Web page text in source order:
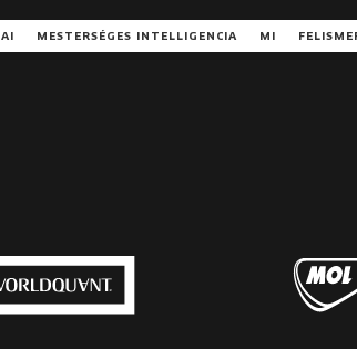
AI MESTERSÉGES INTELLIGENCIA MI